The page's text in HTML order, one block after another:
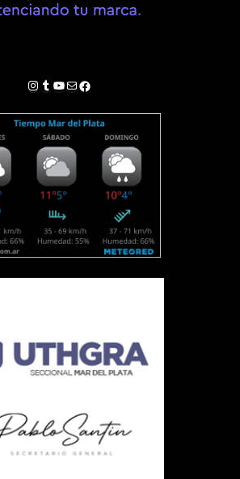
Instagram
Tumblr
YouTube
Correo electrónico
Facebook